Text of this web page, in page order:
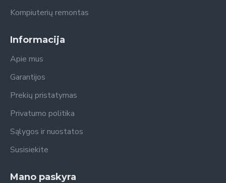
Kompiuterių remontas
Informacija
Apie mus
Garantijos
Prekių pristatymas
Privatumo politika
Sąlygos ir nuostatos
Susisiekite
Mano paskyra